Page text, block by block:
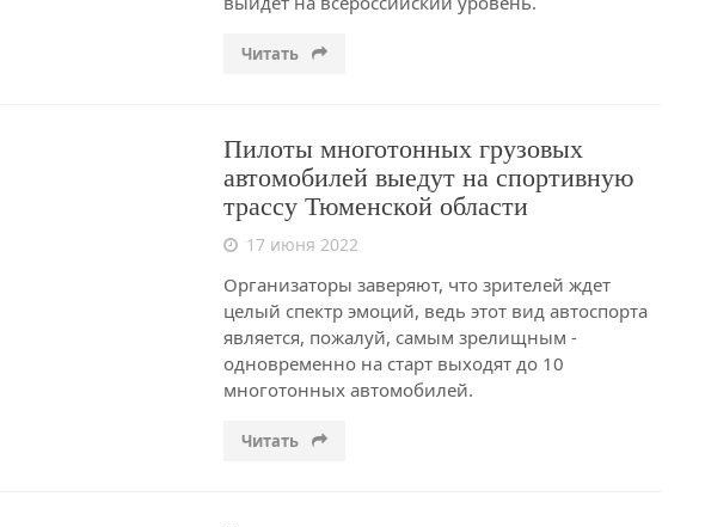
Читать
Пилоты многотонных грузовых
автомобилей выедут на спортивную
трассу Тюменской области
17 июня 2022
Организаторы заверяют, что зрителей ждет
целый спектр эмоций, ведь этот вид автоспорта
является, пожалуй, самым зрелищным -
одновременно на старт выходят до 10
многотонных автомобилей.
Читать